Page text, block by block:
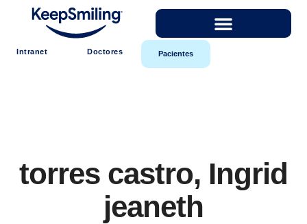
Intranet Doctores Pacientes
torres castro, Ingrid
jeaneth